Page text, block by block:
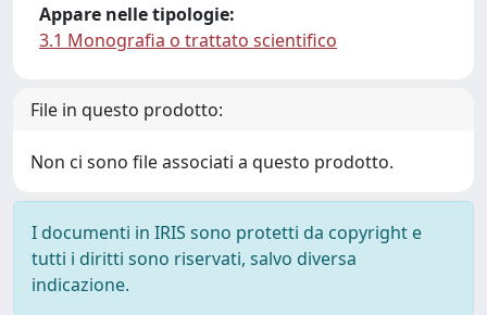
Appare nelle tipologie:
3.1 Monografia o trattato scientifico
File in questo prodotto:
Non ci sono file associati a questo prodotto.
I documenti in IRIS sono protetti da copyright e
tutti i diritti sono riservati, salvo diversa
indicazione.